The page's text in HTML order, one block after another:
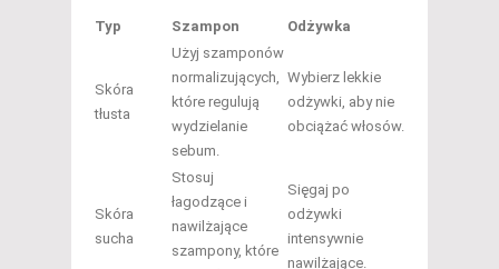
Typ Szampon Odżywka
Skóra
tłusta
Użyj szamponów
normalizujących,
które regulują
wydzielanie
sebum.
Wybierz lekkie
odżywki, aby nie
obciążać włosów.
Skóra
sucha
Stosuj
łagodzące i
nawilżające
szampony, które
Sięgaj po
odżywki
intensywnie
nawilżające.